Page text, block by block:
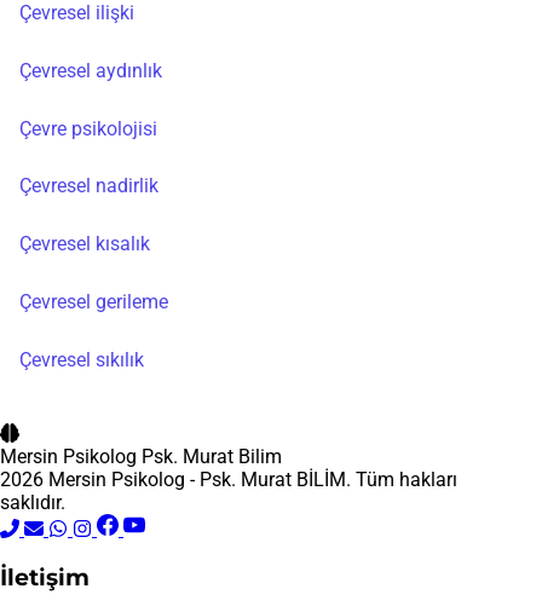
Çevresel ilişki
Çevresel aydınlık
Çevre psikolojisi
Çevresel nadirlik
Çevresel kısalık
Çevresel gerileme
Çevresel sıkılık
Mersin Psikolog Psk. Murat Bilim
2026 Mersin Psikolog - Psk. Murat BİLİM. Tüm hakları
saklıdır.
İletişim